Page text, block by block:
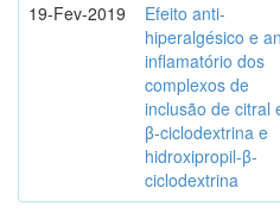
19-Fev-2019
Efeito anti-
hiperalgésico e
inflamatório dos
complexos de
inclusão de citral
β-ciclodextrina e
hidroxipropil-β-
ciclodextrina